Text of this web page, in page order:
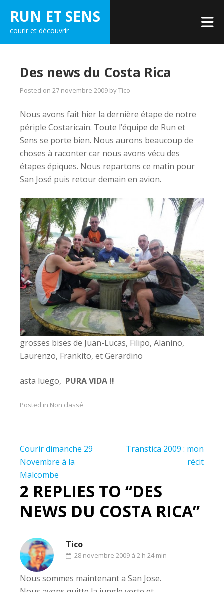
content
RUN ET SENS
courir et découvrir
Des news du Costa Rica
Posted on 27 novembre 2009 byTico
Nous avons fait hier la dernière étape de notre
périple Costaricain. Toute l’équipe de Run et
Sens se porte bien. Nous aurons beaucoup de
choses à raconter car nous avons vécu des
étapes épiques. Nous repartons ce matin pour
San José puis retour demain en avion.
grosses bises de Juan-Lucas, Filipo, Alanino,
Laurenzo, Frankito, et Gerardino
asta luego, PURA VIDA !!
Posted in Non classé
Navigation
de
l’article
Courir dimanche 29
Novembre à la
Malcombe
Transtica 2009 : mon
récit
2 REPLIES TO “DES
NEWS DU COSTA RICA”
Tico
28 novembre 2009 à 2 h 24 min
Nous sommes maintenant a San Jose.